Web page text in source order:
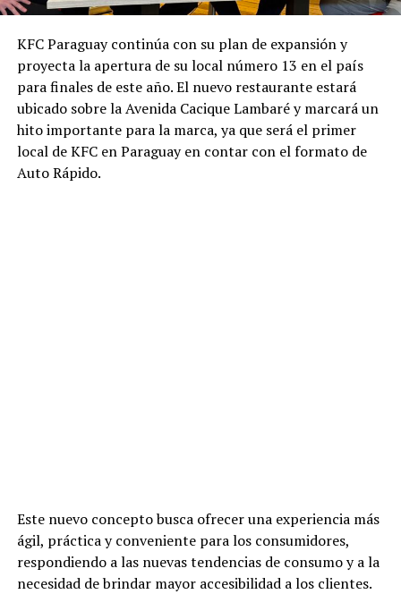
KFC Paraguay continúa con su plan de expansión y
proyecta la apertura de su local número 13 en el país
para finales de este año. El nuevo restaurante estará
ubicado sobre la Avenida Cacique Lambaré y marcará un
hito importante para la marca, ya que será el primer
local de KFC en Paraguay en contar con el formato de
Auto Rápido.
Este nuevo concepto busca ofrecer una experiencia más
ágil, práctica y conveniente para los consumidores,
respondiendo a las nuevas tendencias de consumo y a la
necesidad de brindar mayor accesibilidad a los clientes.